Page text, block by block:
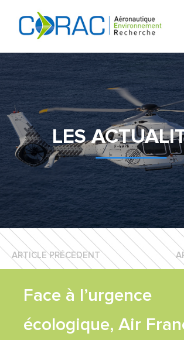
LES
ARTICLE PRÉCEDENT
Face à l’urgence
écologique, Air